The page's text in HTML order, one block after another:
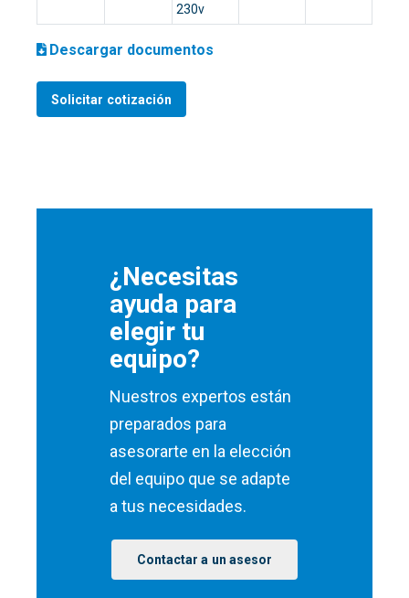
230v
Descargar documentos
Solicitar cotización
¿Necesitas
ayuda para
elegir tu
equipo?
Nuestros expertos están
preparados para
asesorarte en la elección
del equipo que se adapte
a tus necesidades.
Contactar a un asesor